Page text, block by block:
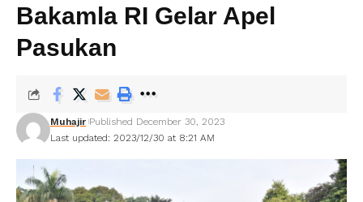
Bakamla RI Gelar Apel
Pasukan
Last updated: 2023/12/30 at 8:21 AM
Muhajir Published December 30, 2023